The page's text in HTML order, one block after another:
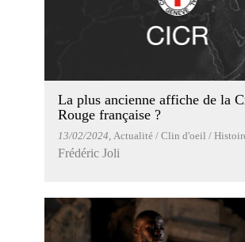
La plus ancienne affiche de la
Rouge française ?
13/02/2024 , Actualité / Clin d'oeil /
Frédéric Joli